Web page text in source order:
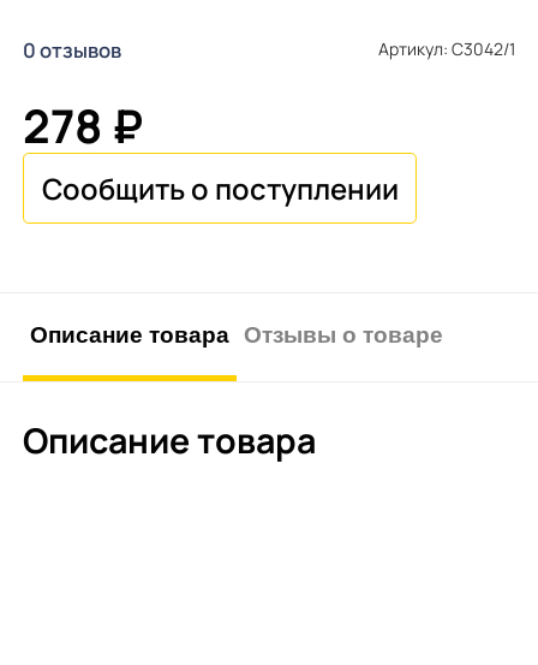
0 отзывов Артикул: C3042/1
278 ₽
Описание товара Отзывы о товаре
Описание товара